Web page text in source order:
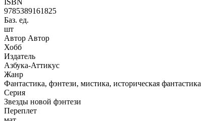
9785389161825
Баз. ед.
шт
Автор Автор
Хобб
Издатель
Азбука-Аттикус
Жанр
Фантастика, фэнтези, мистика, историческая фантастика
Серия
Звезды новой фэнтези
Переплет